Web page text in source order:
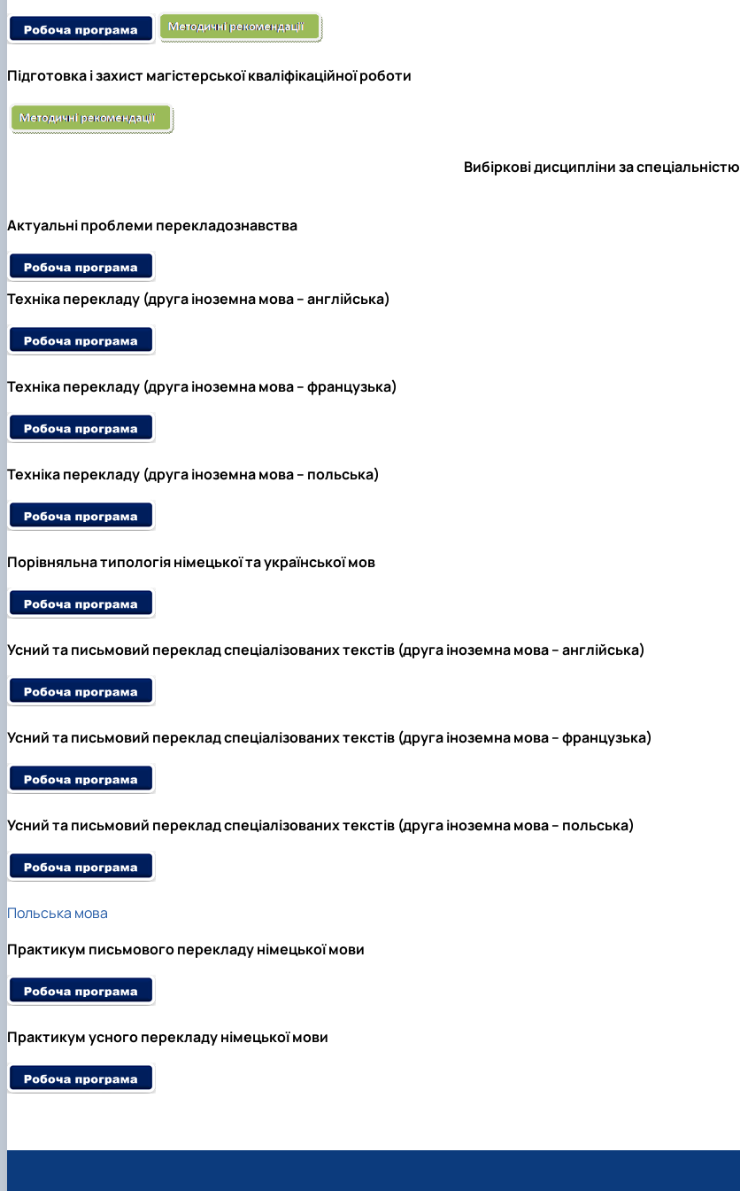
Підготовка і захист магістерської кваліфікаційної роботи
Вибіркові дисципліни за спеціальністю
Актуальні проблеми перекладознавства
Техніка перекладу (друга іноземна мова – англійська)
Техніка перекладу (друга іноземна мова – французька)
Техніка перекладу (друга іноземна мова – польська)
Порівняльна типологія німецької та української мов
Усний та письмовий переклад спеціалізованих текстів (друга іноземна мова – англійська)
Усний та письмовий переклад спеціалізованих текстів (друга іноземна мова – французька)
Усний та письмовий переклад спеціалізованих текстів (друга іноземна мова – польська)
Польська мова
Практикум письмового перекладу німецької мови
Практикум усного перекладу німецької мови